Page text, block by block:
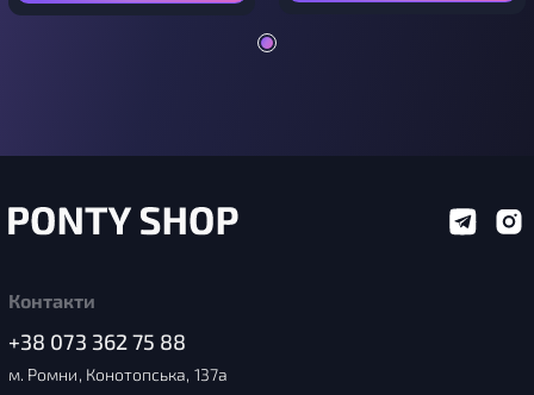
Контакти
+38 073 362 75 88
м. Ромни, Конотопська, 137а